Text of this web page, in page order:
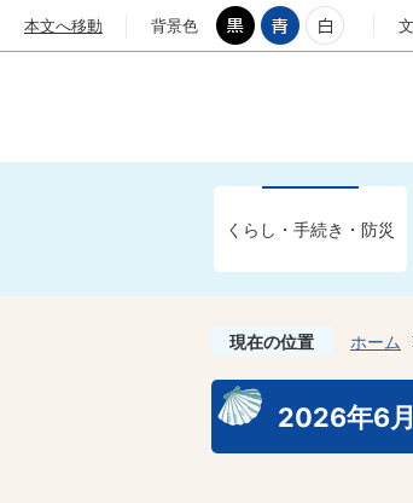
本文へ移動 背景色
くらし・手続き・防災
現在の位置 ホーム
2026年6